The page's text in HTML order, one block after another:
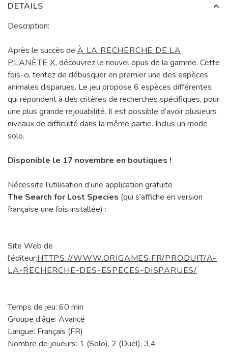
DETAILS
Description:
Après le succès de À LA RECHERCHE DE LA
PLANÈTE X, découvrez le nouvel opus de la gamme. Cette
fois-ci, tentez de débusquer en premier une des espèces
animales disparues. Le jeu propose 6 espèces différentes
qui répondent à des critères de recherches spécifiques, pour
une plus grande rejouabilité. Il est possible d’avoir plusieurs
niveaux de difficulté dans la même partie. Inclus un mode
solo.
Disponible le 17 novembre en boutiques !
Nécessite l’utilisation d’une application gratuite
The Search for Lost Species (qui s’affiche en version
française une fois installée) :
Site Web de
l'éditeur:HTTPS://WWW.ORIGAMES.FR/PRODUIT/A-
LA-RECHERCHE-DES-ESPECES-DISPARUES/
Temps de jeu: 60 min
Groupe d'âge: Avancé
Langue: Français (FR)
Nombre de joueurs: 1 (Solo), 2 (Duel), 3,4